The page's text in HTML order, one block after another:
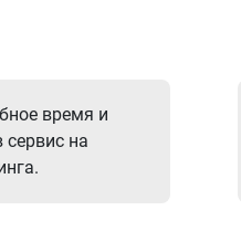
время и
сервис на